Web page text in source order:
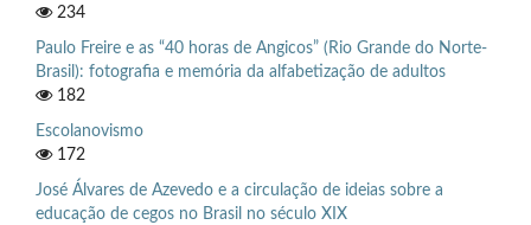
234
Paulo Freire e as “40 horas de Angicos” (Rio Grande do Norte-
Brasil): fotografia e memória da alfabetização de adultos
182
Escolanovismo
172
José Álvares de Azevedo e a circulação de ideias sobre a
educação de cegos no Brasil no século XIX